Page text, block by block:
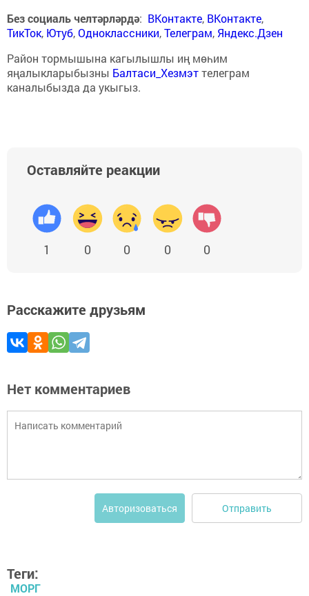
Без социаль челтәрләрдә: ВКонтакте, ВКонтакте,
ТикТок, Ютуб,Одноклассники,Телеграм, Яндекс.Дзен
Район тормышына кагылышлы иң мөһим
яңалыкларыбызны Балтаси_Хезмэттелеграм
каналыбызда да укыгыз.
Оставляйте реакции
1 0 0 0 0
Расскажите друзьям
Нет комментариев
Авторизоваться Отправить
Теги:
МОРГ